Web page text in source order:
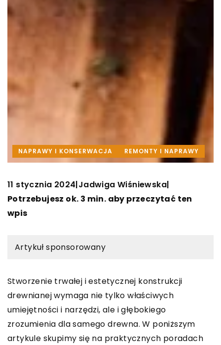
NAPRAWY I KONSERWACJA REMONTY I NAPRAWY
11 stycznia 2024|Jadwiga Wiśniewska|
Potrzebujesz ok. 3 min. aby przeczytać ten
wpis
Artykuł sponsorowany
Stworzenie trwałej i estetycznej konstrukcji
drewnianej wymaga nie tylko właściwych
umiejętności i narzędzi, ale i głębokiego
zrozumienia dla samego drewna. W poniższym
artykule skupimy się na praktycznych poradach